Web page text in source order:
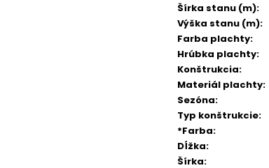
Šírka stanu (m):
Výška stanu (m):
Farba plachty:
Hrúbka plachty:
Konštrukcia:
Materiál plachty:
Sezóna:
Typ konštrukcie:
*Farba:
Dĺžka:
Šírka: